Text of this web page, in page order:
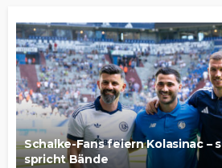
Schalke-Fans feiern Kolasinac –
spricht Bände